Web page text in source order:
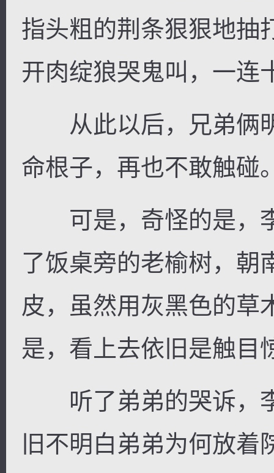
指头粗的荆条狠狠地抽
开肉绽狼哭鬼叫，一连
从此以后，兄弟俩
命根子，再也不敢触碰
可是，奇怪的是，
了饭桌旁的老榆树，朝
皮，虽然用灰黑色的草
是，看上去依旧是触目
听了弟弟的哭诉，
旧不明白弟弟为何放